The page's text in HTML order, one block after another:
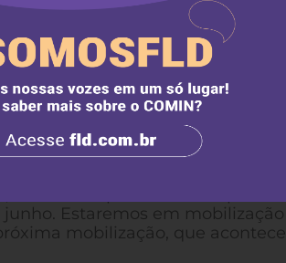
um suspiro para o futuro.
ameaçam a vida dos povos
indígenas seguem nas
forças com nossa deputada
dos Direitos dos Povos
las com a força do Maracá,
a capital, para
para entrar na pauta
junho. Estaremos em mobilização
mobilização, que